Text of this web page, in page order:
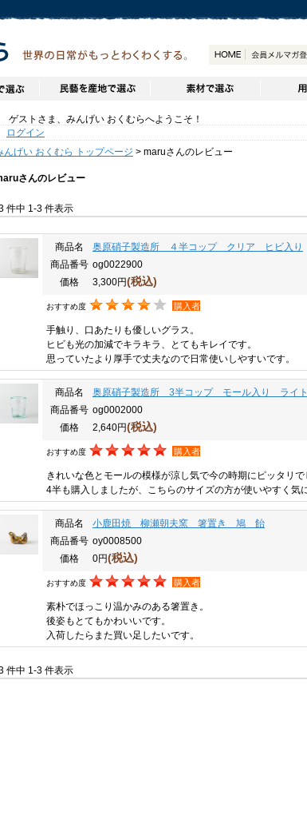
ゲストさま、みんげい おくむらへようこそ！
ログイン
んげい おくむら トップページ > maruさんのレビュー
さんのレビュー
件中 1-3 件表示
商品名
奥原硝子製造所 ４半コップ クリア ヒビ入り
商品番号 og0022900
価格
3,300円(税込)
おすすめ度 購入者
手触り、口あたりも優しいグラス。
ヒビも光の加減でキラキラ、とてもキレイです。
思っていたより厚手で丈夫なので日常使いしやすいです。
商品名
奥原硝子製造所 3半コップ モール入り ライ
商品番号 og0002000
価格
2,640円(税込)
おすすめ度 購入者
きれいな色とモールの模様が涼し気で今の時期にピッタリで
4半も購入しましたが、こちらのサイズの方が使いやすく気
商品名
小鹿田焼 柳瀬朝夫窯 箸置き 鳩 飴
商品番号 oy0008500
価格
0円(税込)
おすすめ度 購入者
素朴でほっこり温かみのある箸置き。
後姿もとてもかわいいです。
入荷したらまた買い足したいです。
件中 1-3 件表示